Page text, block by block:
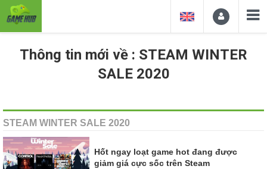
Thông tin mới về : STEAM WINTER
SALE 2020
STEAM WINTER SALE 2020
Hốt ngay loạt game hot đang được
giảm giá cực sốc trên Steam